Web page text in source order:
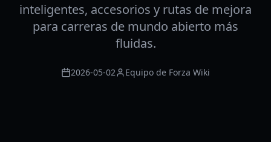
inteligentes, accesorios y rutas de mejora
para carreras de mundo abierto más
fluidas.
2026-05-02 Equipo de Forza Wiki